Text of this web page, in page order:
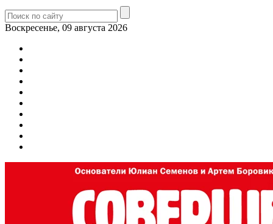
Воскресенье, 09 августа 2026